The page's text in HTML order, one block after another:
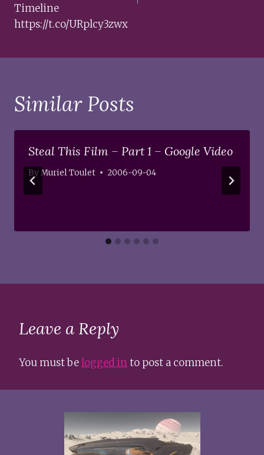
Timeline
https://t.co/URplcy3zwx
Similar Posts
Steal This Film – Part 1 – Google Video
ByMuriel Toulet 2006-09-04
Leave a Reply
You must belogged into post a comment.